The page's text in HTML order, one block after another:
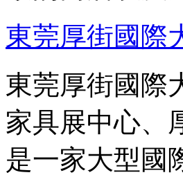
東莞厚街國際
東莞厚街國際
家具展中心、
是一家大型國